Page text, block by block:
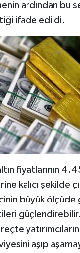
ardından bu
ifade edildi.
fiyatlarının
kalıcı şekilde
büyük ölçüde
aşıp